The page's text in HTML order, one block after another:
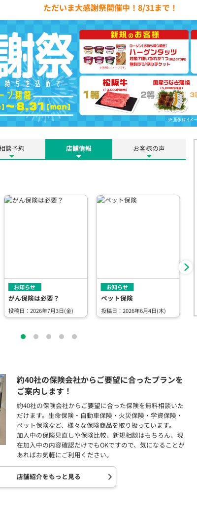
ただいま大感謝祭開催中！8/31まで！
談予約 店舗情報 お客様の声
お知らせ
がん保険は必要？
投稿日：2026年7月3日(金)
お知らせ
ペット保険
投稿日：2026年6月4日(木)
約40社の保険会社からご要望に合ったプランを
ご案内します！
約40社の保険会社からご要望に合った保険を無料相談いた
だけます。生命保険・自動車保険・火災保険・学資保険・
ペット保険など、様々な保険商品を取り扱っています。
加入中の保険見直しや保険比較、新規相談はもちろん、現
在加入中の内容確認だけでもOKですので、気になることが
あればお気軽にご利用ください。
店舗紹介をもっと見る